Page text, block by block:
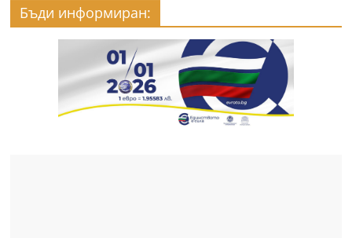
Бъди информиран: